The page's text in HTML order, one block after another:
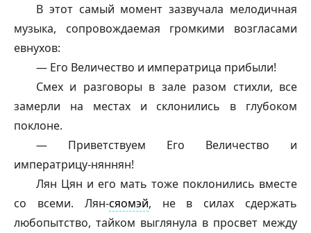
В этот самый момент зазвучала мелодичная
музыка, сопровождаемая громкими возгласами
евнухов:
— Его Величество и императрица прибыли!
Смех и разговоры в зале разом стихли, все
замерли на местах и склонились в глубоком
поклоне.
— Приветствуем Его Величество и
императрицу-няннян!
Лян Цян и его мать тоже поклонились вместе
со всеми. Лян-сяомэй, не в силах сдержать
любопытство, тайком выглянула в просвет между